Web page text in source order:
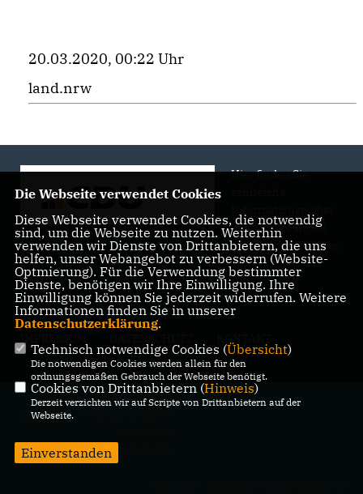
20.03.2020, 00:22 Uhr
land.nrw
Hier finden Sie
uns, unsere Arbeit
und Engagement vor
Ort.
@2026 CDU Stadtverband Bad
Lippspringe - Vorsitzender Bastian
Alle Rechte vorbehalten.
Die Webseite verwendet Cookies
Diese Webseite verwendet Cookies, die notwendig
sind, um die Webseite zu nutzen. Weiterhin
verwenden wir Dienste von Drittanbietern, die uns
helfen, unser Webangebot zu verbessern (Website-
Optmierung). Für die Verwendung bestimmter
Dienste, benötigen wir Ihre Einwilligung. Ihre
Einwilligung können Sie jederzeit widerrufen. Weitere
Informationen finden Sie in unserer
Datenschutzerklärung.
Technisch notwendige Cookies (Übersicht)
Die notwendigen Cookies werden allein für den
ordnungsgemäßen Gebrauch der Webseite benötigt.
Cookies von Drittanbietern (Hinweis)
Derzeit verzichten wir auf Scripte von Drittanbietern auf der
Webseite.
Einverstanden